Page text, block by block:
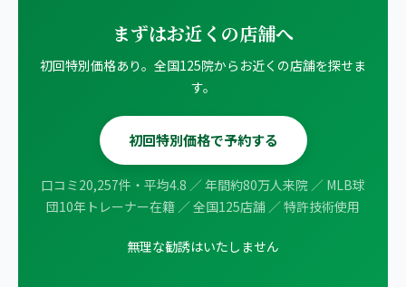
まずはお近くの店舗へ
初回特別価格あり。全国125院からお近くの店舗を探せま
す。
初回特別価格で予約する
口コミ20,257件・平均4.8 ／ 年間約80万人来院 ／ MLB球
団10年トレーナー在籍 ／ 全国125店舗 ／ 特許技術使用
無理な勧誘はいたしません